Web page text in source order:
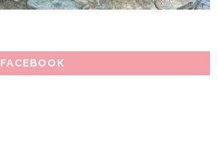
FACEBOOK